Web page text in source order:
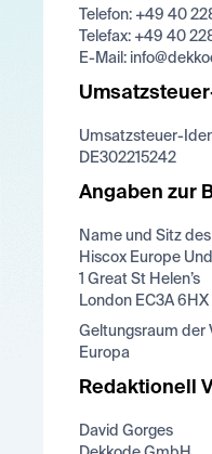
Telefon: +49 40
Telefax: +49 40
E-Mail:
Umsatzsteuer-
DE302215242
Angaben zur
Name und Sitz
Hiscox Europe
1 Great St Helen’s
London EC3A 6HX
Geltungsraum der
Europa
Redaktionell
David Gorges